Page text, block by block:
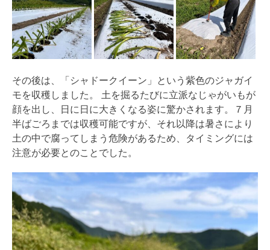
その後は、「シャドークイーン」という紫色のジャガイ
モを収穫しました。 土を掘るたびに立派なじゃがいもが
顔を出し、日に日に大きくなる姿に驚かされます。７月
半ばごろまでは収穫可能ですが、それ以降は暑さにより
土の中で腐ってしまう危険があるため、タイミングには
注意が必要とのことでした。